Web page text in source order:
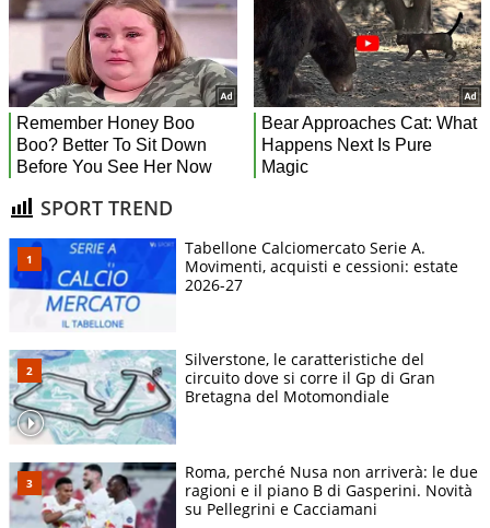
SPORT TREND
Tabellone Calciomercato Serie A.
Movimenti, acquisti e cessioni: estate
2026-27
Silverstone, le caratteristiche del
circuito dove si corre il Gp di Gran
Bretagna del Motomondiale
Roma, perché Nusa non arriverà: le due
ragioni e il piano B di Gasperini. Novità
su Pellegrini e Cacciamani